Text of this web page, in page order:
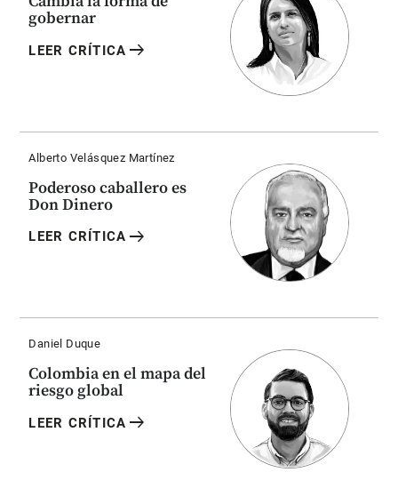
gobernar
LEER CRÍTICA arrow_right_alt
Alberto Velásquez Martínez
Poderoso caballero es
Don Dinero
LEER CRÍTICA arrow_right_alt
Daniel Duque
Colombia en el mapa del
riesgo global
LEER CRÍTICA arrow_right_alt